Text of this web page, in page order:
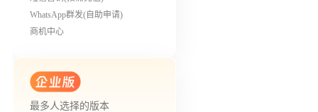
WhatsApp群发(自助申请)
商机中心
最多人选择的版本